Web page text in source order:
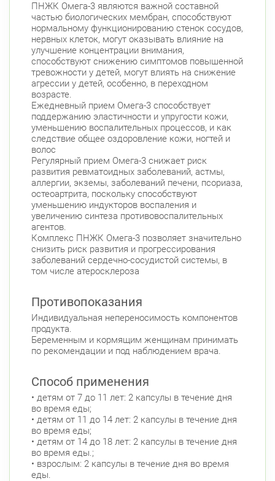
Круглосуточно
Комендантский пр.
Комендантский пр. 67 Круглосуточно
Комендантский пр.
Коломяжский пр. 26 (Аллея Поликарпова, д.
2) Круглосуточно
Пионерская
Фрунзенский район
Дунайский пр., д. 34/16 Круглосуточно
Дунайская
Белы Куна, д.1, к.1 8:00-22:00
Бухарестская Международная
ПНЖК Омега-3 являются важной составной
частью биологических мембран, способствуют
нормальному функционированию стенок сосудов,
нервных клеток, могут оказывать влияние на
улучшение концентрации внимания,
способствуют снижению симптомов повышенной
тревожности у детей, могут влиять на снижение
агрессии у детей, особенно, в переходном
возрасте.
Ежедневный прием Омега-3 способствует
поддержанию эластичности и упругости кожи,
уменьшению воспалительных процессов, и как
следствие общее оздоровление кожи, ногтей и
волос
Регулярный прием Омега-3 снижает риск
развития ревматоидных заболеваний, астмы,
аллергии, экземы, заболеваний печени, псориаза,
остеоартрита, поскольку способствуют
уменьшению индукторов воспаления и
увеличению синтеза противовоспалительных
агентов.
Комплекс ПНЖК Омега-3 позволяет значительно
снизить риск развития и прогрессирования
заболеваний сердечно-сосудистой системы, в
том числе атеросклероза
Противопоказания
Индивидуальная непереносимость компонентов
продукта.
Беременным и кормящим женщинам принимать
по рекомендации и под наблюдением врача.
Способ применения
• детям от 7 до 11 лет: 2 капсулы в течение дня
во время еды;
• детям от 11 до 14 лет: 2 капсулы в течение дня
во время еды;
• детям от 14 до 18 лет: 2 капсулы в течение дня
во время еды.;
• взрослым: 2 капсулы в течение дня во время
еды.